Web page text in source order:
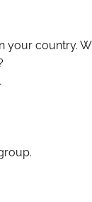
your country.